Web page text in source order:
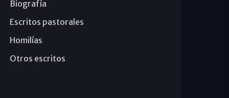
Biografía
Escritos pastorales
Homilías
Otros escritos